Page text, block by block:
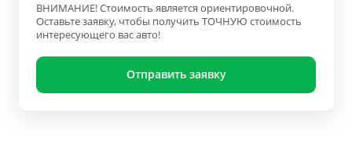
ВНИМАНИЕ! Стоимость является ориентировочной.
Оставьте заявку, чтобы получить ТОЧНУЮ стоимость
интересующего вас авто!
Отправить заявку